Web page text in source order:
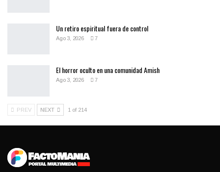
Un retiro espiritual fuera de control
Ago 3, 2026 7
El horror oculto en una comunidad Amish
Ago 3, 2026 7
PREV NEXT 1 of 214